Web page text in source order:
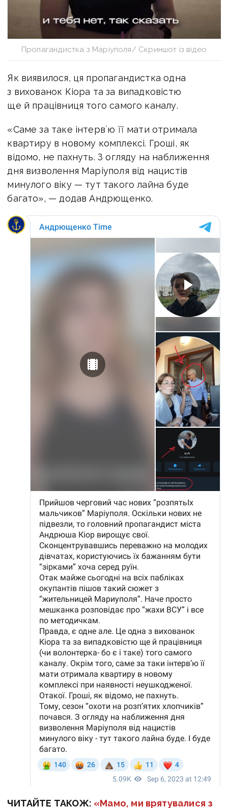
Пропагандистка з Маріуполя/ Скриншот із відео
Як виявилося, ця пропагандистка одна
з вихованок Кіора та за випадковістю
ще й працівниця того самого каналу.
«Саме за таке інтервʼю її мати отримала
квартиру в новому комплексі. Гроші, як
відомо, не пахнуть. З огляду на наближення
дня визволення Маріуполя від нацистів
минулого віку — тут такого лайна буде
багато», — додав Андрющенко.
ЧИТАЙТЕ ТАКОЖ: «Мамо, ми врятувалися з